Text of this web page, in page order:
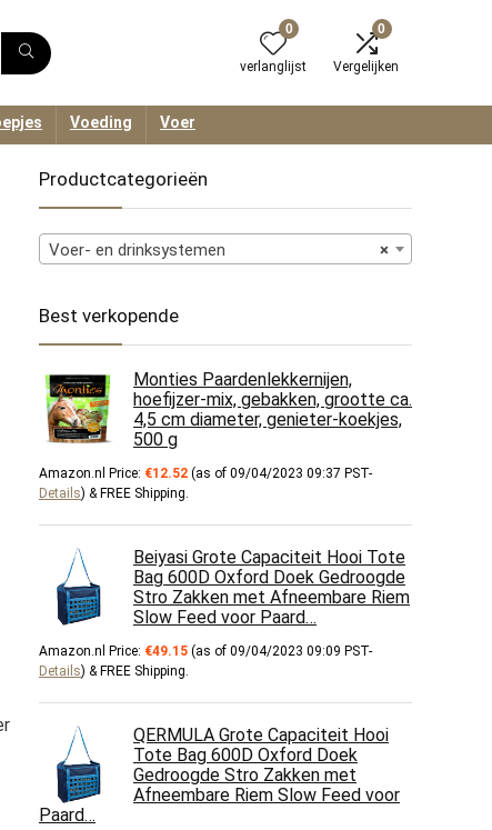
0
verlanglijst
0
Vergelijken
Voeding Voer
Productcategorieën
×
Voer- en drinksystemen
Best verkopende
Monties Paardenlekkernijen,
hoefijzer-mix, gebakken, grootte ca.
4,5 cm diameter, genieter-koekjes,
500 g
Amazon.nl Price: €12.52 (as of 09/04/2023 09:37 PST-
Details) & FREE Shipping.
Beiyasi Grote Capaciteit Hooi Tote
Bag 600D Oxford Doek Gedroogde
Stro Zakken met Afneembare Riem
Slow Feed voor Paard…
Amazon.nl Price: €49.15 (as of 09/04/2023 09:09 PST-
Details) & FREE Shipping.
QERMULA Grote Capaciteit Hooi
Tote Bag 600D Oxford Doek
Gedroogde Stro Zakken met
Afneembare Riem Slow Feed voor
Paard…